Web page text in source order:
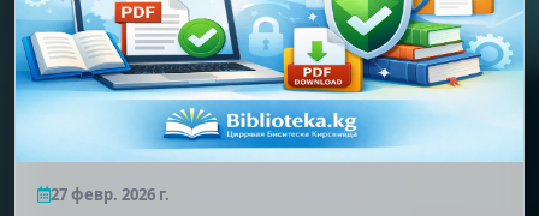
27 февр. 2026 г.